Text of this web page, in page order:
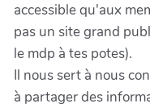
accessible qu'aux
pas un site grand
le mdp à tes potes).
Il nous sert à nous
à partager des